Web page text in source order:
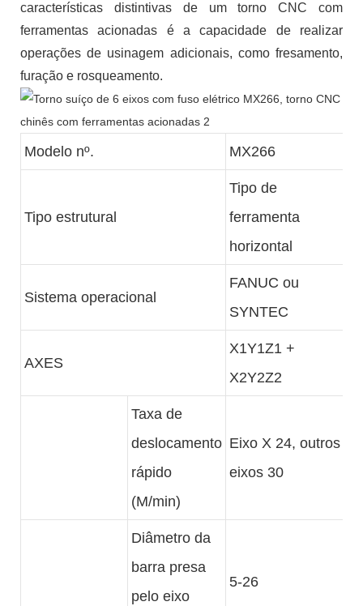
características distintivas de um torno CNC com
ferramentas acionadas é a capacidade de realizar
operações de usinagem adicionais, como fresamento,
furação e rosqueamento.
Modelo nº. MX266
Tipo estrutural
Tipo de
ferramenta
horizontal
Sistema operacional
FANUC ou
SYNTEC
AXES
X1Y1Z1 +
X2Y2Z2
Taxa de
deslocamento
rápido
(M/min)
Eixo X 24, outros
eixos 30
Diâmetro da
barra presa
pelo eixo
5-26